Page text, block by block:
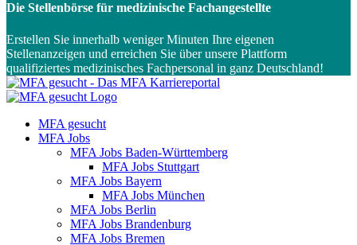
Die Stellenbörse für medizinische Fachangestellte
Erstellen Sie innerhalb weniger Minuten Ihre eigenen
Stellenanzeigen und erreichen Sie über unsere Plattform
qualifiziertes medizinisches Fachpersonal in ganz Deutschland!
MFA gesucht
MFA Jobs
MFA Jobs Baden-Württemberg
MFA Jobs Stuttgart
MFA Jobs Bayern
MFA Jobs München
MFA Jobs Berlin
MFA Jobs Brandenburg
MFA Jobs Bremen